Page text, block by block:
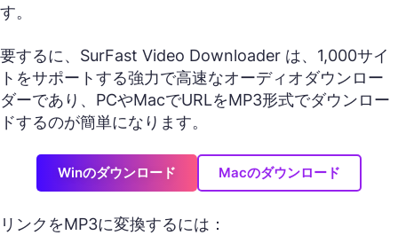
す。
要するに、SurFast Video Downloader は、1,000サイ
トをサポートする強力で高速なオーディオダウンロー
ダーであり、PCやMacでURLをMP3形式でダウンロー
ドするのが簡単になります。
Winのダウンロード Macのダウンロード
リンクをMP3に変換するには：